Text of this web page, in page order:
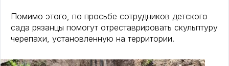
Помимо этого, по просьбе сотрудников детского
сада рязанцы помогут отреставрировать скульптуру
черепахи, установленную на территории.